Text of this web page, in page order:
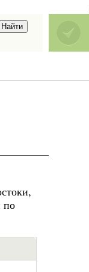
по